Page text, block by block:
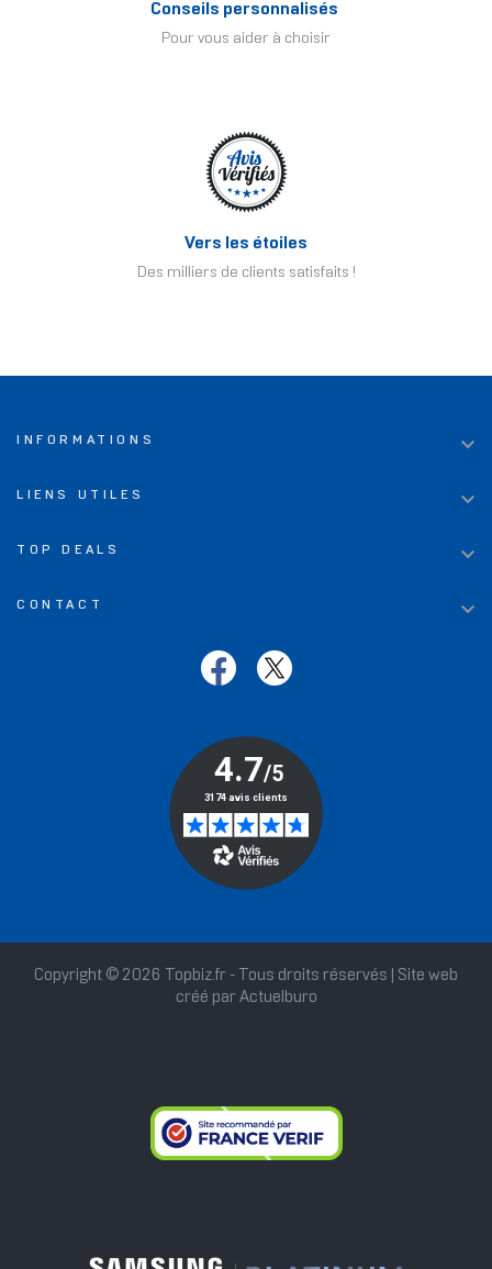
Conseils personnalisés
Pour vous aider à choisir
Vers les étoiles
Des milliers de clients satisfaits !
INFORMATIONS 
LIENS UTILES 
TOP DEALS 
CONTACT 
Copyright © 2026 Topbiz.fr - Tous droits réservés | Site web
créé par Actuelburo